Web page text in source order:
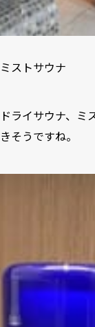
ミストサウナ
ドライサウナ、ミ
きそうですね。